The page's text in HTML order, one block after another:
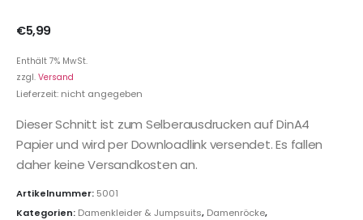
€5,99
Enthält 7% MwSt.
zzgl. Versand
Lieferzeit: nicht angegeben
Dieser Schnitt ist zum Selberausdrucken auf DinA4
Papier und wird per Downloadlink versendet. Es fallen
daher keine Versandkosten an.
Artikelnummer: 5001
Kategorien: Damenkleider & Jumpsuits, Damenröcke,